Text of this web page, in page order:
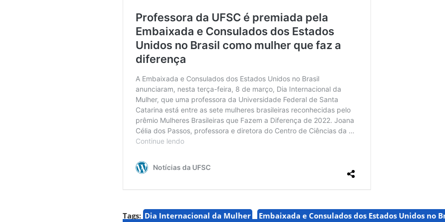
Tags: Dia Internacional da Mulher Embaixada e Consulados dos Estados Unidos no